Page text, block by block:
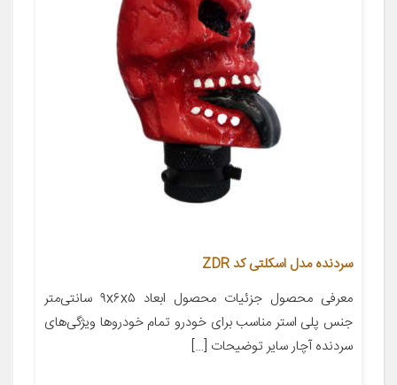
سردنده مدل اسکلتی کد ZDR
معرفی محصول جزئیات محصول ابعاد ۹x۶x۵ سانتی‌متر
جنس پلی استر مناسب برای خودرو تمام خودروها ویژگی‌های
سردنده آچار سایر توضیحات […]